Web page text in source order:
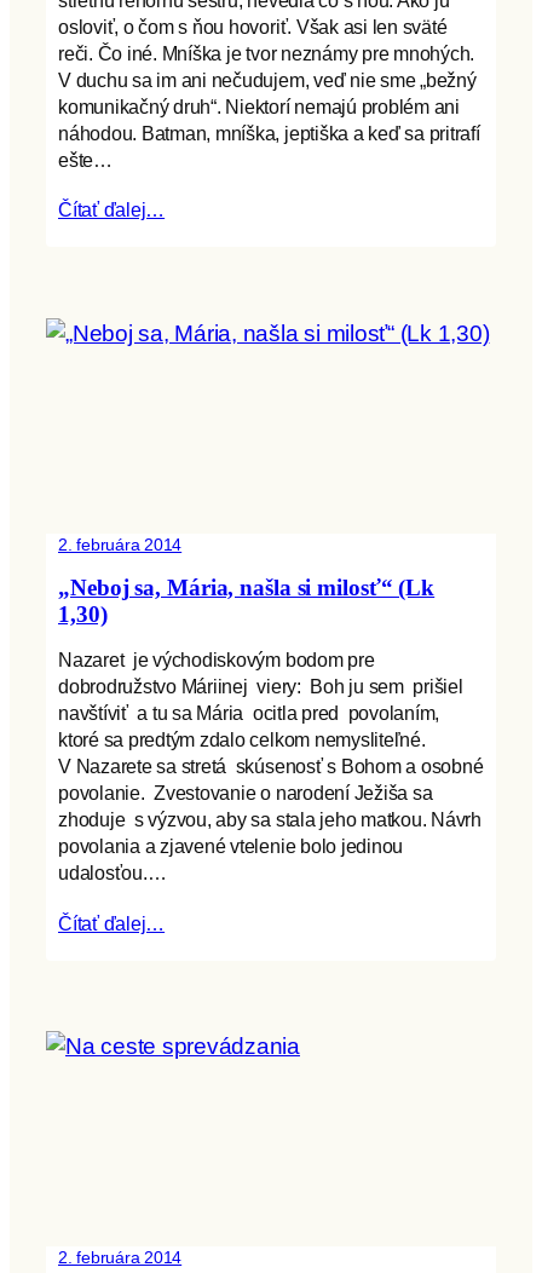
osloviť, o čom s ňou hovoriť. Však asi len sväté
reči. Čo iné. Mníška je tvor neznámy pre mnohých.
V duchu sa im ani nečudujem, veď nie sme „bežný
komunikačný druh“. Niektorí nemajú problém ani
náhodou. Batman, mníška, jeptiška a keď sa pritrafí
ešte…
Čítať ďalej…
2. februára 2014
„Neboj sa, Mária, našla si milosť“ (Lk
1,30)
Nazaret je východiskovým bodom pre
dobrodružstvo Máriinej viery: Boh ju sem prišiel
navštíviť a tu sa Mária ocitla pred povolaním,
ktoré sa predtým zdalo celkom nemysliteľné.
V Nazarete sa stretá skúsenosť s Bohom a osobné
povolanie. Zvestovanie o narodení Ježiša sa
zhoduje s výzvou, aby sa stala jeho matkou. Návrh
povolania a zjavené vtelenie bolo jedinou
udalosťou.…
Čítať ďalej…
2. februára 2014